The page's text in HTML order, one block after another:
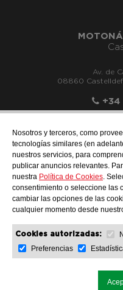
Nosotros y terceros, como
tecnologías similares (en
nuestros servicios, para
publicar anuncios relevantes.
nuestra Política de Cookies.
consentimiento o seleccione las
cambiar las opciones de las
cualquier momento desde
Cookies autorizadas:
Preferencias
Av. de
08860
+34